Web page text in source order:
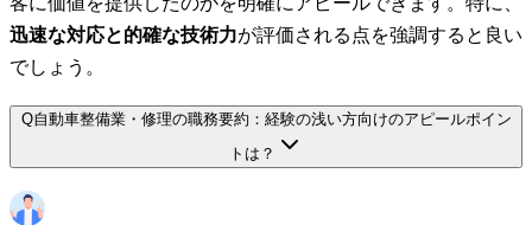
迅速な対応と的確な技術力が評価される点を強調すると良い
でしょう。
Q自動車整備業・修理の職務要約：経験の浅い方向けのアピールポイン
トは？